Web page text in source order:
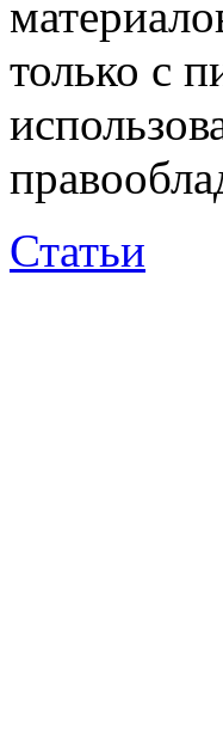
только с
Статьи